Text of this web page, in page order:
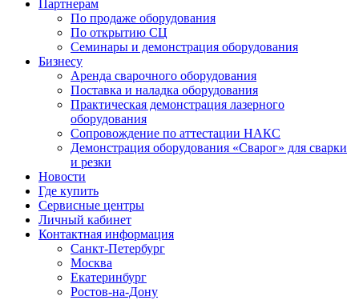
Партнерам
По продаже оборудования
По открытию СЦ
Семинары и демонстрация оборудования
Бизнесу
Аренда сварочного оборудования
Поставка и наладка оборудования
Практическая демонстрация лазерного
оборудования
Сопровождение по аттестации НАКС
Демонстрация оборудования «Сварог» для сварки
и резки
Новости
Где купить
Сервисные центры
Личный кабинет
Контактная информация
Санкт-Петербург
Москва
Екатеринбург
Ростов-на-Дону